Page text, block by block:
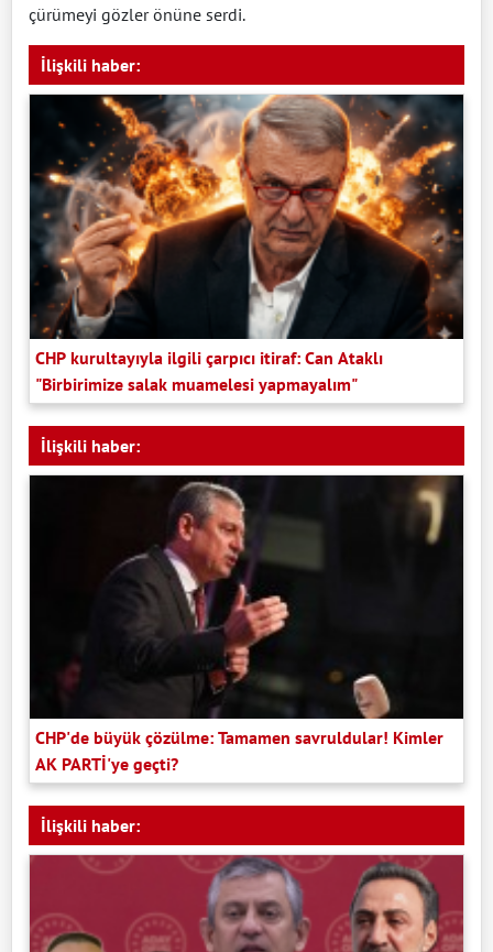
çürümeyi gözler önüne serdi.
İlişkili haber:
CHP kurultayıyla ilgili çarpıcı itiraf: Can Ataklı
"Birbirimize salak muamelesi yapmayalım"
İlişkili haber:
CHP'de büyük çözülme: Tamamen savruldular! Kimler
AK PARTİ'ye geçti?
İlişkili haber: